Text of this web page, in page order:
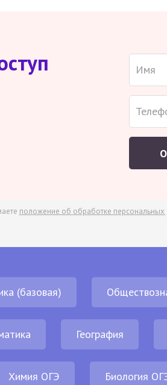
положение об обработке
(базовая)
География
Химия ОГЭ Биология